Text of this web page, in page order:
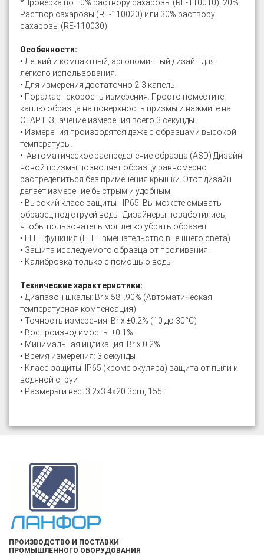
*Проверка по 10% раствору сахарозы (RE-110010), 20%
Раствор сахарозы (RE-110020) или 30% раствору
сахарозы (RE-110030).
Особенности:
• Легкий и компактный, эргономичный дизайн для
легкого использования.
• Для измерения достаточно 2-3 капель.
• Поражает скорость измерения. Просто поместите
каплю образца на поверхность призмы и нажмите на
СТАРТ. Значение измерения всего 3 секунды.
• Измерения производятся даже с образцами высокой
температуры.
• Автоматическое распределение образца (ASD) Дизайн
новой призмы позволяет образцу равномерно
распределиться без применения крышки. Этот дизайн
делает измерение быстрым и удобным.
• Высокий класс защиты - IP65. Вы можете смывать
образец под струей воды. Дизайнеры позаботились,
чтобы пользователь мог легко убрать образец.
• ELI – функция (ELI – вмешательство внешнего света)
• Защита исследуемого образца от проливания.
• Калибровка только с помощью воды.
Технические характеристики:
• Диапазон шкалы: Brix 58...90% (Автоматическая
температурная компенсация)
• Точность измерения: Brix ±0.2% (10 до 30°C)
• Воспроизводимость: ±0.1%
• Минимальная индикация: Brix 0.2%
• Время измерения: 3 секунды
• Класс защиты: IP65 (кроме окуляра) защита от пыли и
водяной струи
• Размеры и вес: 3.2х3.4х20.3cm, 155г
ПРОИЗВОДСТВО И ПОСТАВКИ
ПРОМЫШЛЕННОГО ОБОРУДОВАНИЯ